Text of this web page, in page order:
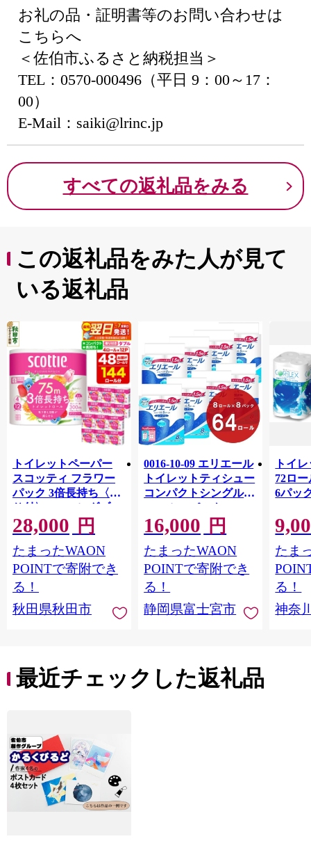
お礼の品・証明書等のお問い合わせは
こちらへ
＜佐伯市ふるさと納税担当＞
TEL：0570-000496（平日 9：00～17：
00）
E-Mail：saiki@lrinc.jp
すべての返礼品をみる
この返礼品をみた人が見て
いる返礼品
トイレットペーパー
スコッティ フラワー
パック 3倍長持ち〈香
り付〉4ロール(ダブ
ル)×12パック 日用品
最短翌日発送 [スコッ
ティ フラワーパック
トイレットペーパー
日本製紙クレシア] 秋
田県秋田市
28,000 円
たまったWAON
POINTで寄附でき
る！
秋田県秋田市
0016-10-09 エリエール
トイレットティシュー
コンパクトシングル 8
ロール×8パック 64ロ
ール 1.5倍巻 82.5m
トイレットペーパー
シングル パルプ100％
香りつき 日用品 消耗
品 備蓄
16,000 円
たまったWAON
POINTで寄附でき
る！
静岡県富士宮市
トイ
72ロ
6パッ
FSCリ
長巻タ
100％
防災
ペー
川県
トペー
たま
る！
神奈
最近チェックした返礼品